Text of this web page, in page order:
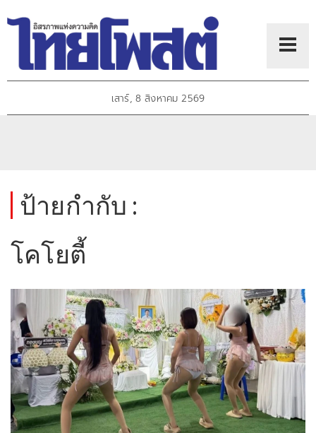
เสาร์, 8 สิงหาคม 2569
ป้ายกำกับ :
โคโยตี้